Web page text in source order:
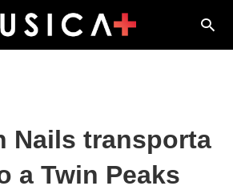
Nails transporta
a Twin Peaks